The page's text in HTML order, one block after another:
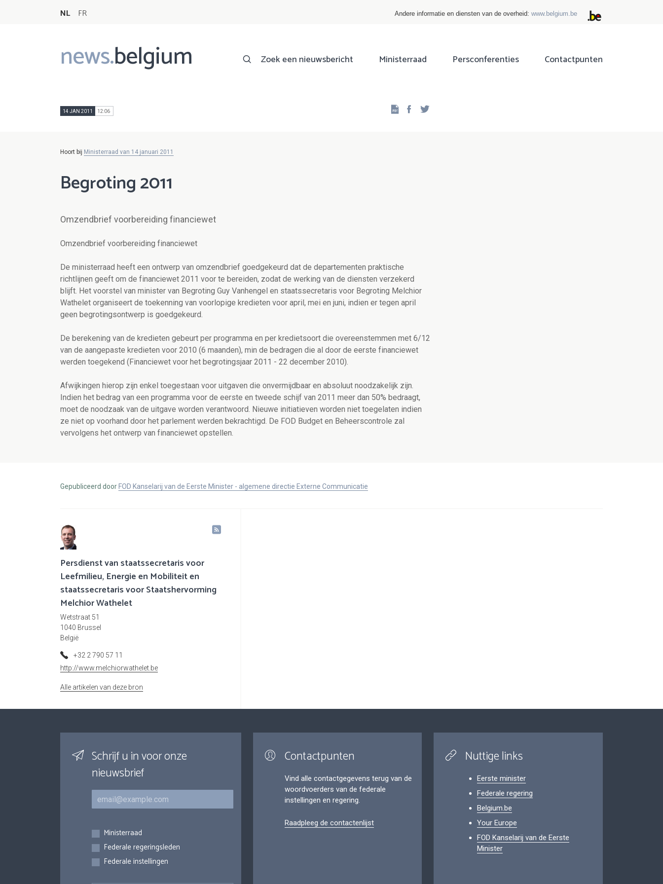
NL FR Andere informatie en diensten van de overheid: www.belgium.be
news.belgium
Main
navigation
Zoek een nieuwsbericht Ministerraad Persconferenties Contactpunten
14 JAN 2011 12:06 Facebook
Hoort bij Ministerraad van 14 januari 2011
Begroting 2011
Omzendbrief voorbereiding financiewet
Omzendbrief voorbereiding financiewet
De ministerraad heeft een ontwerp van omzendbrief goedgekeurd dat de departementen praktische
richtlijnen geeft om de financiewet 2011 voor te bereiden, zodat de werking van de diensten verzekerd
blijft. Het voorstel van minister van Begroting Guy Vanhengel en staatssecretaris voor Begroting Melchior
Wathelet organiseert de toekenning van voorlopige kredieten voor april, mei en juni, indien er tegen april
geen begrotingsontwerp is goedgekeurd.
De berekening van de kredieten gebeurt per programma en per kredietsoort die overeenstemmen met 6/12
van de aangepaste kredieten voor 2010 (6 maanden), min de bedragen die al door de eerste financiewet
werden toegekend (Financiewet voor het begrotingsjaar 2011 - 22 december 2010).
Afwijkingen hierop zijn enkel toegestaan voor uitgaven die onvermijdbaar en absoluut noodzakelijk zijn.
Indien het bedrag van een programma voor de eerste en tweede schijf van 2011 meer dan 50% bedraagt,
moet de noodzaak van de uitgave worden verantwoord. Nieuwe initiatieven worden niet toegelaten indien
ze niet op voorhand door het parlement werden bekrachtigd. De FOD Budget en Beheerscontrole zal
vervolgens het ontwerp van financiewet opstellen.
Gepubliceerd door FOD Kanselarij van de Eerste Minister - algemene directie Externe Communicatie
Persdienst van staatssecretaris voor
Leefmilieu, Energie en Mobiliteit en
staatssecretaris voor Staatshervorming
Melchior Wathelet
Wetstraat 51
1040 Brussel
België
+32 2 790 57 11
http://www.melchiorwathelet.be
Alle artikelen van deze bron
Schrijf u in voor onze
nieuwsbrief
E-mail
Inschrijvingen
Ministerraad
Federale regeringsleden
Federale instellingen
Contactpunten
Vind alle contactgegevens terug van de
woordvoerders van de federale
instellingen en regering.
Raadpleeg de contactenlijst
Nuttige links
Eerste minister
Federale regering
Belgium.be
Your Europe
FOD Kanselarij van de Eerste
Minister